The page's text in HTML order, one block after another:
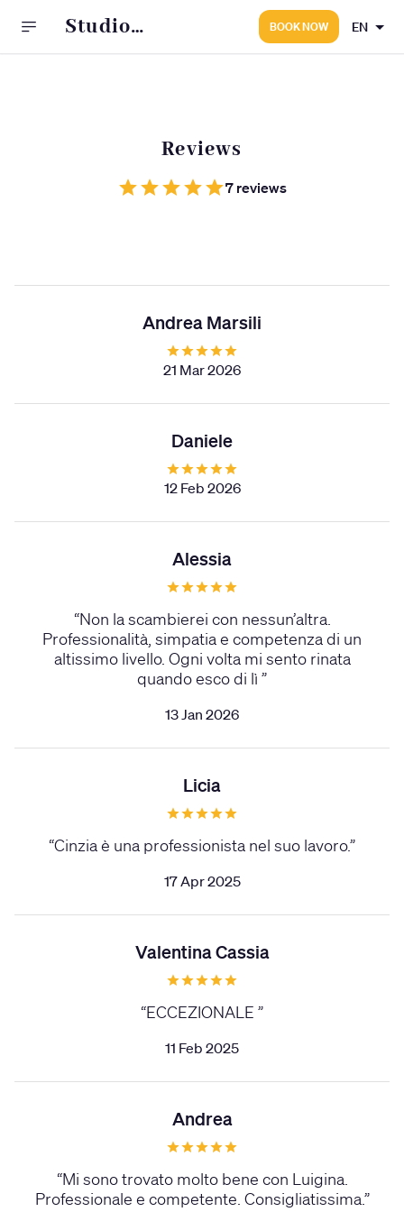
Studio
BOOK NOW EN
Reviews
7 reviews
Andrea Marsili
21 Mar 2026
Daniele
12 Feb 2026
Alessia
“Non la scambierei con nessun’altra.
Professionalità, simpatia e competenza di un
altissimo livello. Ogni volta mi sento rinata
quando esco di lì ”
13 Jan 2026
Licia
“Cinzia è una professionista nel suo lavoro.”
17 Apr 2025
Valentina Cassia
“ECCEZIONALE ”
11 Feb 2025
Andrea
“Mi sono trovato molto bene con Luigina.
Professionale e competente. Consigliatissima.”